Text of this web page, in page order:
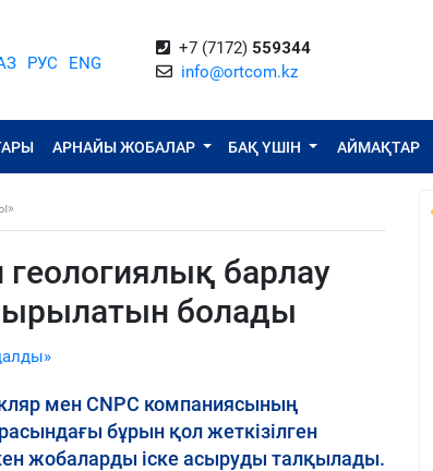
РУС ENG
+7 (7172) 559344
info@ortcom.kz
АРНАЙЫ ЖОБАЛАР БАҚ ҮШІН АЙМАҚТАР
геологиялық барлау
болады
мен CNPC компаниясының
бұрын қол жеткізілген
жобаларды іске асыруды талқылады.